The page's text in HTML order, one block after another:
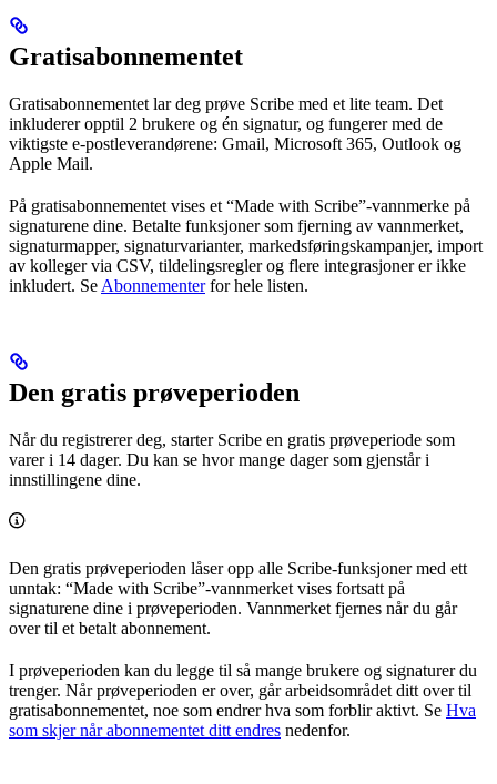
Gratisabonnementet
Gratisabonnementet lar deg prøve Scribe med et lite team. Det
inkluderer opptil 2 brukere og én signatur, og fungerer med de
viktigste e-postleverandørene: Gmail, Microsoft 365, Outlook og
Apple Mail.
På gratisabonnementet vises et “Made with Scribe”-vannmerke på
signaturene dine. Betalte funksjoner som fjerning av vannmerket,
signaturmapper, signaturvarianter, markedsføringskampanjer, import
av kolleger via CSV, tildelingsregler og flere integrasjoner er ikke
inkludert. Se Abonnementerfor hele listen.
Den gratis prøveperioden
Når du registrerer deg, starter Scribe en gratis prøveperiode som
varer i 14 dager. Du kan se hvor mange dager som gjenstår i
innstillingene dine.
Den gratis prøveperioden låser opp alle Scribe-funksjoner med ett
unntak: “Made with Scribe”-vannmerket vises fortsatt på
signaturene dine i prøveperioden. Vannmerket fjernes når du går
over til et betalt abonnement.
I prøveperioden kan du legge til så mange brukere og signaturer du
trenger. Når prøveperioden er over, går arbeidsområdet ditt over til
gratisabonnementet, noe som endrer hva som forblir aktivt. Se Hva
som skjer når abonnementet ditt endres nedenfor.